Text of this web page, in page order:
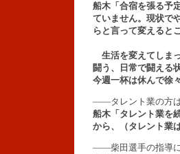
船木「合宿を張る予
ていません。現状で
らと言って変えると
生活を変えてしま
闘う、日常で闘える
今週一杯は休んで徐
――タレント業の方
船木「タレント業を
から、（タレント業
――柴田選手の指導